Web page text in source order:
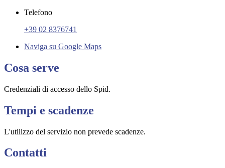
Telefono
+39 02 8376741
Naviga su Google Maps
Cosa serve
Credenziali di accesso dello Spid.
Tempi e scadenze
L'utilizzo del servizio non prevede scadenze.
Contatti